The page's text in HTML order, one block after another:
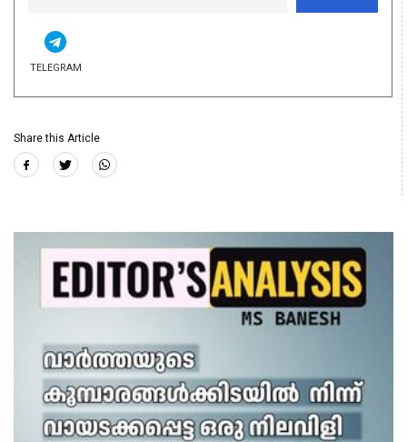
TELEGRAM
Share this Article